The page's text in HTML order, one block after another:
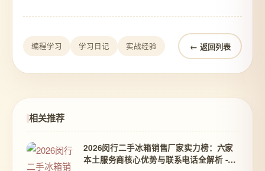
编程学习 学习日记 实战经验 ← 返回列表
相关推荐
2026闵行二手冰箱销售厂家实力榜：六家
本土服务商核心优势与联系电话全解析 -